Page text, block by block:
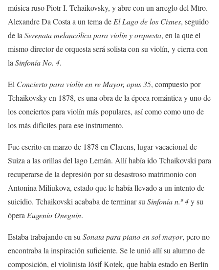
música ruso Piotr I. Tchaikovsky, y abre con un arreglo del Mtro.
Alexandre Da Costa a un tema deEl Lago de los Cisnes, seguido
de laSerenata melancólica para violín y orquesta, en la que el
mismo director de orquesta será solista con su violín, y cierra con
laSinfonía No. 4.
El Concierto para violín en re Mayor, opus 35, compuesto por
Tchaikovsky en 1878, es una obra de la época romántica y uno de
los conciertos para violín más populares, así como como uno de
los más difíciles para ese instrumento.
Fue escrito en marzo de 1878 en Clarens, lugar vacacional de
Suiza a las orillas del lago Lemán. Allí había ido Tchaikovski para
recuperarse de la depresión por su desastroso matrimonio con
Antonina Miliukova, estado que le había llevado a un intento de
suicidio. Tchaikovski acababa de terminar suSinfonía n.º 4y su
óperaEugenio Oneguin.
Estaba trabajando en suSonata para piano en sol mayor, pero no
encontraba la inspiración suficiente. Se le unió allí su alumno de
composición, el violinista Iósif Kotek, que había estado en Berlín